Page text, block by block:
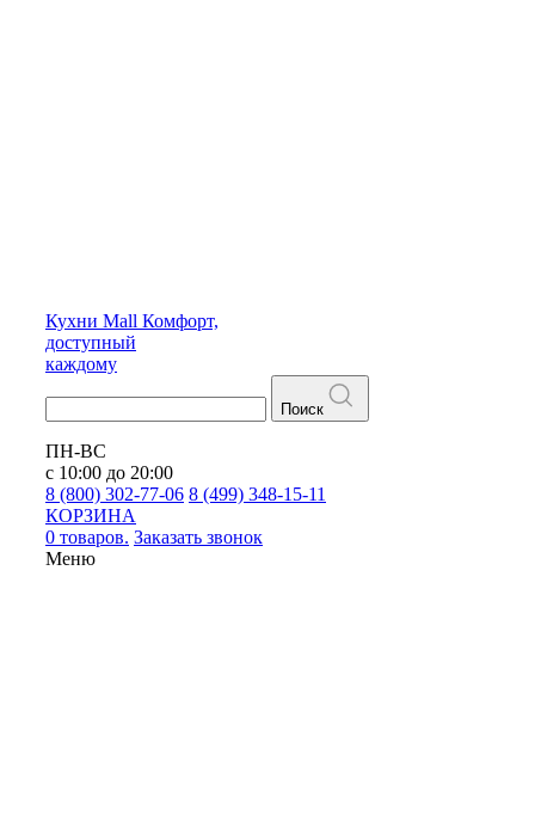
Кухни Mall Комфорт,
доступный
каждому
Поиск
ПН-ВС
с 10:00 до 20:00
8 (800) 302-77-06 8 (499) 348-15-11
КОРЗИНА
0 товаров. Заказать звонок
Меню